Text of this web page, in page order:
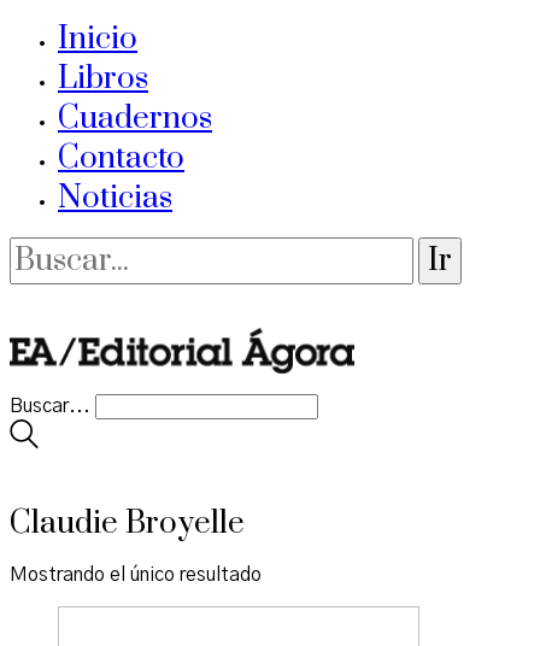
Inicio
Libros
Cuadernos
Contacto
Noticias
Buscar...
Claudie Broyelle
Mostrando el único resultado